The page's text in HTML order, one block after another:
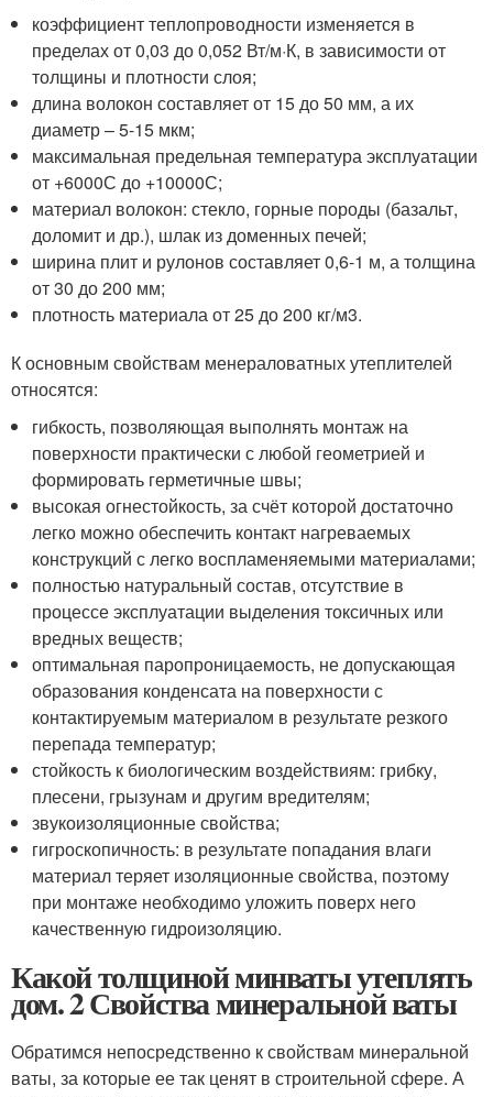
коэффициент теплопроводности изменяется в
пределах от 0,03 до 0,052 Вт/м·К, в зависимости от
толщины и плотности слоя;
длина волокон составляет от 15 до 50 мм, а их
диаметр – 5-15 мкм;
максимальная предельная температура эксплуатации
от +6000С до +10000С;
материал волокон: стекло, горные породы (базальт,
доломит и др.), шлак из доменных печей;
ширина плит и рулонов составляет 0,6-1 м, а толщина
от 30 до 200 мм;
плотность материала от 25 до 200 кг/м3.
К основным свойствам менераловатных утеплителей
относятся:
гибкость, позволяющая выполнять монтаж на
поверхности практически с любой геометрией и
формировать герметичные швы;
высокая огнестойкость, за счёт которой достаточно
легко можно обеспечить контакт нагреваемых
конструкций с легко воспламеняемыми материалами;
полностью натуральный состав, отсутствие в
процессе эксплуатации выделения токсичных или
вредных веществ;
оптимальная паропроницаемость, не допускающая
образования конденсата на поверхности с
контактируемым материалом в результате резкого
перепада температур;
стойкость к биологическим воздействиям: грибку,
плесени, грызунам и другим вредителям;
звукоизоляционные свойства;
гигроскопичность: в результате попадания влаги
материал теряет изоляционные свойства, поэтому
при монтаже необходимо уложить поверх него
качественную гидроизоляцию.
Какой толщиной минваты утеплять
дом. 2 Свойства минеральной ваты
Обратимся непосредственно к свойствам минеральной
ваты, за которые ее так ценят в строительной сфере. А